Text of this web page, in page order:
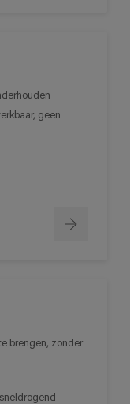
geen
brengen, zonder